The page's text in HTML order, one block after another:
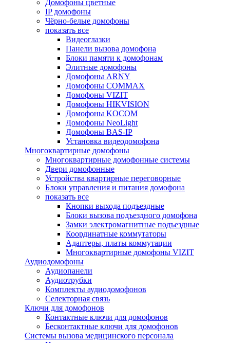
Домофоны цветные
IP домофоны
Чёрно-белые домофоны
показать все
Видеоглазки
Панели вызова домофона
Блоки памяти к домофонам
Элитные домофоны
Домофоны ARNY
Домофоны COMMAX
Домофоны VIZIT
Домофоны HIKVISION
Домофоны KOCOM
Домофоны NeoLight
Домофоны BAS-IP
Установка видеодомофона
Многоквартирные домофоны
Многоквартирные домофонные системы
Двери домофонные
Устройства квартирные переговорные
Блоки управления и питания домофона
показать все
Кнопки выхода подъездные
Блоки вызова подъездного домофона
Замки электромагнитные подъездные
Координатные коммутаторы
Адаптеры, платы коммутации
Многоквартирные домофоны VIZIT
Аудиодомофоны
Аудиопанели
Аудиотрубки
Комплекты аудиодомофонов
Селекторная связь
Ключи для домофонов
Контактные ключи для домофонов
Бесконтактные ключи для домофонов
Системы вызова медицинского персонала